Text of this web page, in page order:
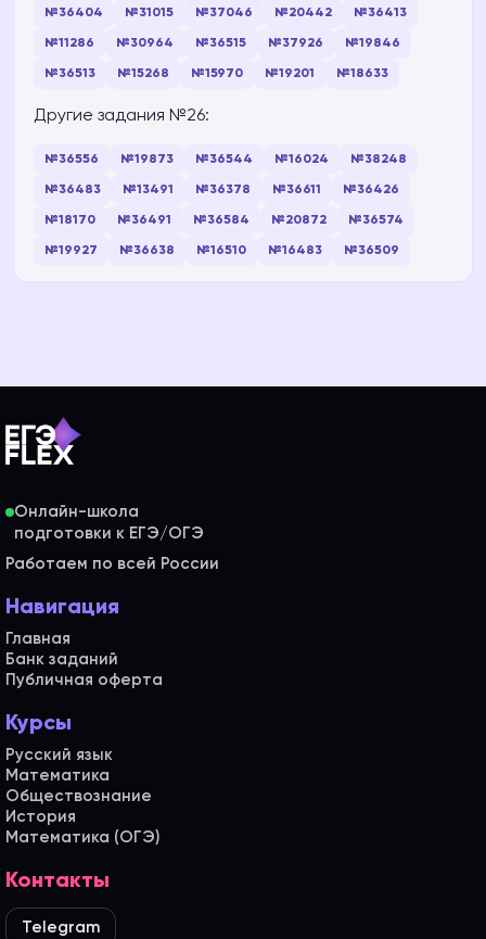
№36404 №31015 №37046 №20442 №36413
№11286 №30964 №36515 №37926 №19846
№36513 №15268 №15970 №19201 №18633
Другие задания №26:
№36556 №19873 №36544 №16024 №38248
№36483 №13491 №36378 №36611 №36426
№18170 №36491 №36584 №20872 №36574
№19927 №36638 №16510 №16483 №36509
Онлайн-школа
Работаем по всей России
Навигация
Главная
Банк заданий
Публичная оферта
Курсы
Русский язык
Математика
Обществознание
История
Математика (ОГЭ)
Контакты
Telegram